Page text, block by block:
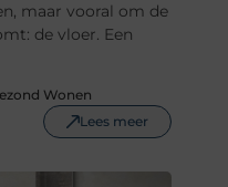
maar vooral om de
de vloer. Een
Wonen
Lees meer